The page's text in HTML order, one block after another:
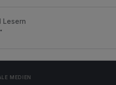
Lesern
MEDIEN